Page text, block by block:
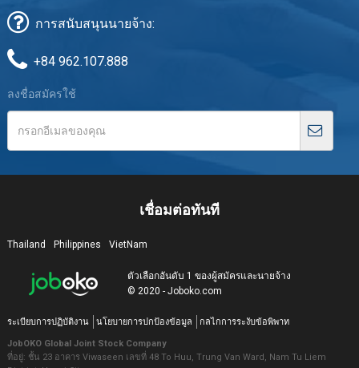
การสนับสนุนนายจ้าง:
+84 962.107.888
ลงชื่อสมัครใช้
เชื่อมต่อทันที
Thailand Philippines VietNam
ตัวเลือกอันดับ 1 ของผู้สมัครและนายจ้าง
© 2020 - Joboko.com
ระเบียบการปฏิบัติงาน นโยบายการปกป้องข้อมูล กลไกการระงับข้อพิพาท
JobOKO Global Joint Stock Company
ที่อยู่: ชั้น 23 อาคาร Viwaseen เลขที่ 48 To Huu, Trung Van Ward, Nam Tu Liem